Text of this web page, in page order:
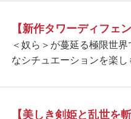
【新作タワーディフェン
＜奴ら＞が蔓延る極限世
なシチュエーションを楽し
【美しき剣姫と乱世を